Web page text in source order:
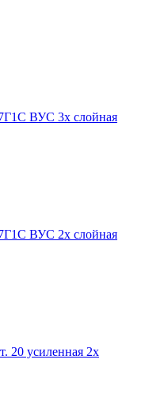
ВУС 3х слойная
ВУС 2х слойная
20 усиленная 2х